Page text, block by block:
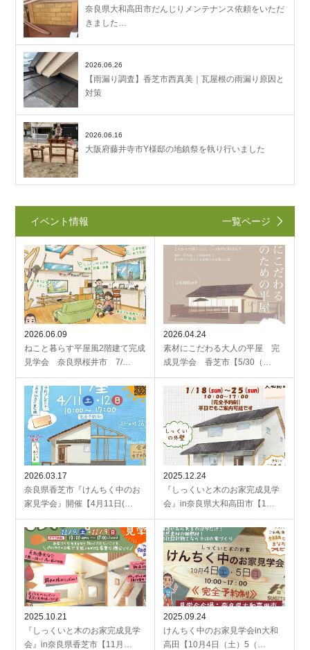
奈良県大和高田市だんじりメンテナンス依頼をいただ
きました…
2026.06.26
【雨漏り調査】香芝市西真美｜瓦屋根の雨漏り原因と
対策
2026.06.16
大阪府藤井寺市Y様邸の地鎮祭を執り行いました
イベント情報 一覧ページ
2026.06.09
ねこと暮らす平屋風2階建て完成
見学会 奈良県桜井市 7/…
2026.04.24
素材にこだわる大人の平屋 完
成見学会 香芝市【5/30（…
2026.03.17
奈良県香芝市『けんちく中のお
家見学会』開催【4月11日(…
2025.12.24
『しっくいと木のお家完成見学
会』in奈良県大和高田市【1…
2025.10.21
『しっくいと木のお家完成見学
会』in奈良県香芝市【11月…
2025.09.24
けんちく中のお家見学会in大和
高田【10月4日（土）5（…